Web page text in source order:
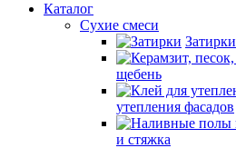
Каталог
Сухие смеси
Затирки
щебень
утепления фасадов
и стяжка